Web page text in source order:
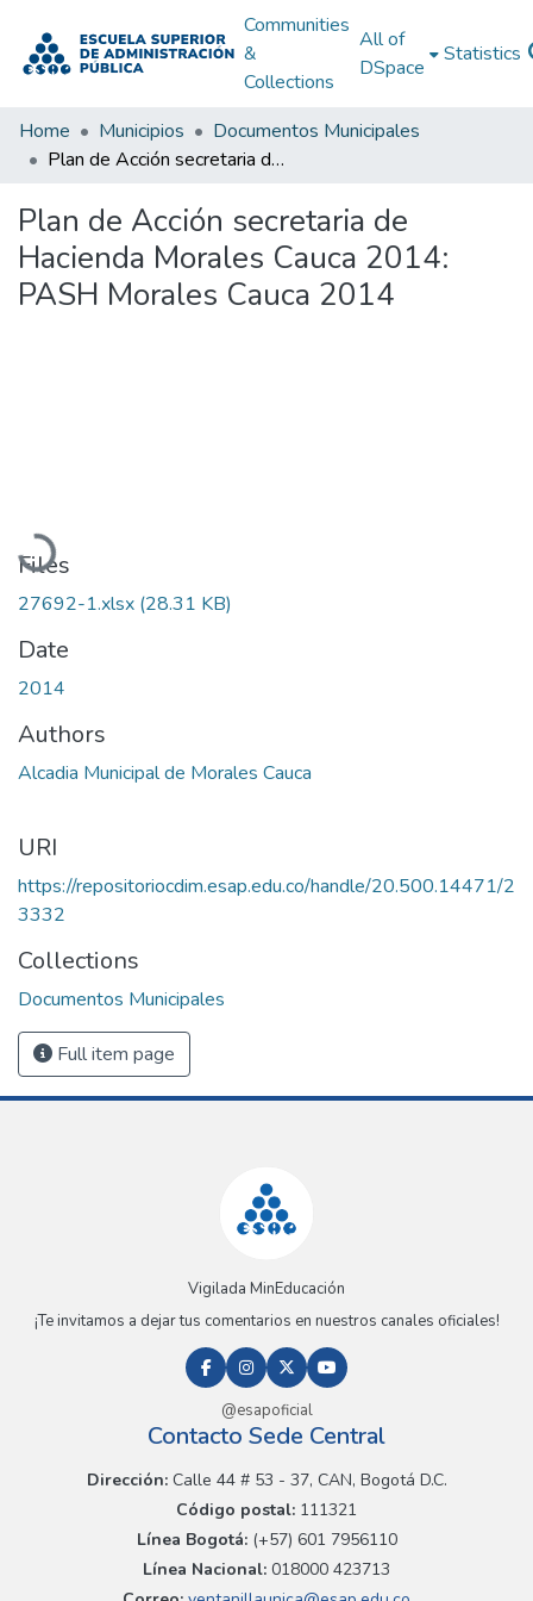
Communities
&
Collections
All of
DSpace
Statistics
Home Municipios
Documentos Municipales
Plan de Acción secretaria de Hacienda Morales Cauca 2014: PASH Morales Cauca 2014
Plan de Acción secretaria de
Hacienda Morales Cauca 2014:
PASH Morales Cauca 2014
Loading...
Files
27692-1.xlsx (28.31 KB)
Date
2014
Authors
Alcadia Municipal de Morales Cauca
URI
https://repositoriocdim.esap.edu.co/handle/20.500.14471/2
3332
Collections
Documentos Municipales
Full item page
Vigilada MinEducación
¡Te invitamos a dejar tus comentarios en nuestros canales oficiales!
@esapoficial
Contacto Sede Central
Dirección:Calle 44 # 53 - 37, CAN, Bogotá D.C.
Código postal: 111321
Línea Bogotá:(+57) 601 7956110
Línea Nacional: 018000 423713